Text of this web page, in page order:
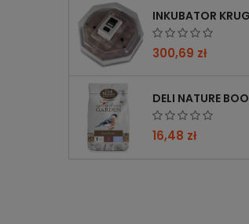
300,69 zł
16,48 zł